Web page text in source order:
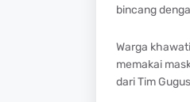
bincang
Warga
memakai
dari Tim